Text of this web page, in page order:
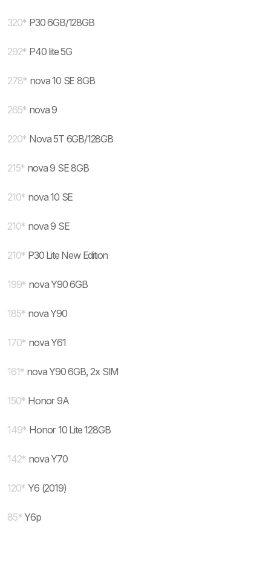
320* P30 6GB/128GB
292* P40 lite 5G
278* nova 10 SE 8GB
265* nova 9
220* Nova 5T 6GB/128GB
215* nova 9 SE 8GB
210* nova 10 SE
210* nova 9 SE
210* P30 Lite New Edition
199* nova Y90 6GB
185* nova Y90
170* nova Y61
161* nova Y90 6GB, 2x SIM
150* Honor 9A
149* Honor 10 Lite 128GB
142* nova Y70
120* Y6 (2019)
85* Y6p